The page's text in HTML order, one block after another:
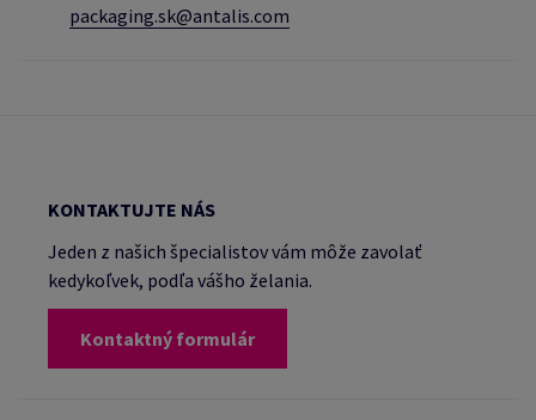
packaging.sk@antalis.com
KONTAKTUJTE NÁS
Jeden z našich špecialistov vám môže zavolať
kedykoľvek, podľa vášho želania.
Kontaktný formulár